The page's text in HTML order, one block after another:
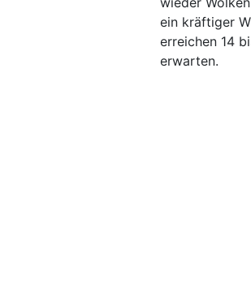
ein kräftiger
erreichen 14
erwarten.